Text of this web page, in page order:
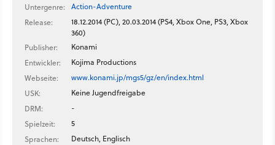
Untergenre:
Action-Adventure
Release:
18.12.2014 (PC), 20.03.2014 (PS4, Xbox One, PS3, Xbox
360)
Publisher:
Konami
Entwickler:
Kojima Productions
Webseite:
www.konami.jp/mgs5/gz/en/index.html
USK:
Keine Jugendfreigabe
DRM:
-
Spielzeit:
5
Sprachen:
Deutsch, Englisch